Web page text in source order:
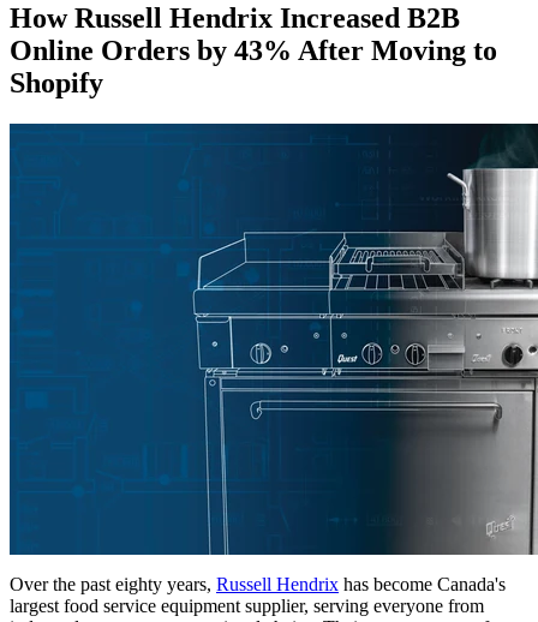
How Russell Hendrix Increased B2B
Online Orders by 43% After Moving to
Shopify
Over the past eighty years, Russell Hendrix has become Canada's
largest food service equipment supplier, serving everyone from